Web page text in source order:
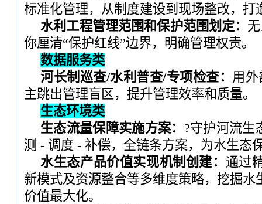
标准化管理，从制度建设到现场整改，打
水利工程管理范围和保护范围划定：
你厘清“保护红线”边界，明确管理权责。
数据服务类
河长制巡查/水利普查/专项检查： 用
主跳出管理盲区，提升管理效率和质量。
生态环境类
生态流量保障实施方案： ?守护河流生
测 - 调度 - 补偿，全链条方案，为水生态
水生态产品价值实现机制创建： 通过
新模式及资源整合等多维度策略，挖掘水
价值最大化。